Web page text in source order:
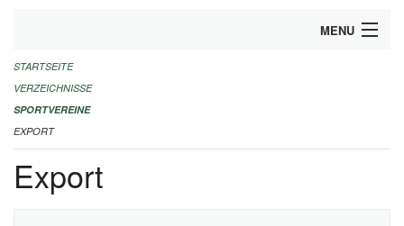
MENU
ALLGEMEINE INFORMATIONEN
FINANZIELLE UNTERSTÜTZUNG BENÖTIGT?
KONTAKT
STARTSEITE
VERZEICHNISSE
SPORTVEREINE
EXPORT
Export